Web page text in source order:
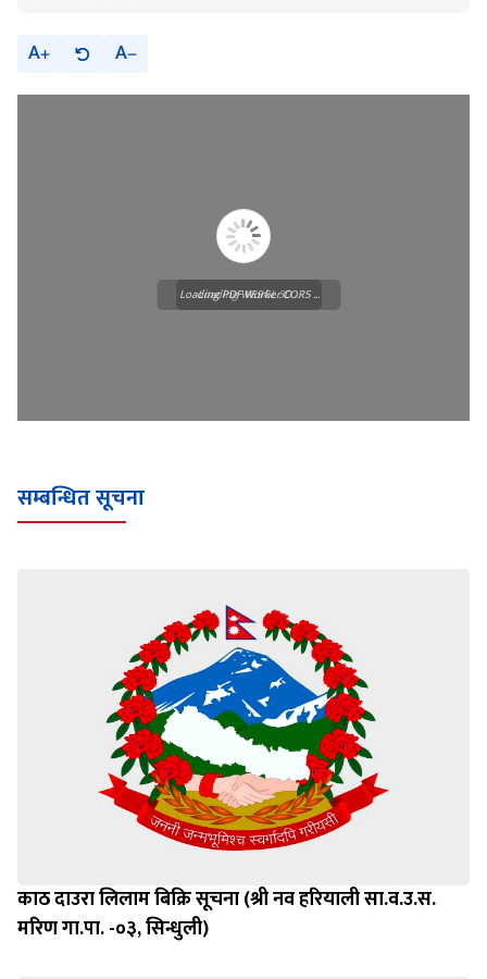
A A
Loading WEBGL 3D ...
Loading PDF Worker CORS ...
सम्बन्धित सूचना
काठ दाउरा लिलाम बिक्रि सूचना (श्री नव हरियाली सा.व.उ.स.
मरिण गा.पा. -०३, सिन्धुली)